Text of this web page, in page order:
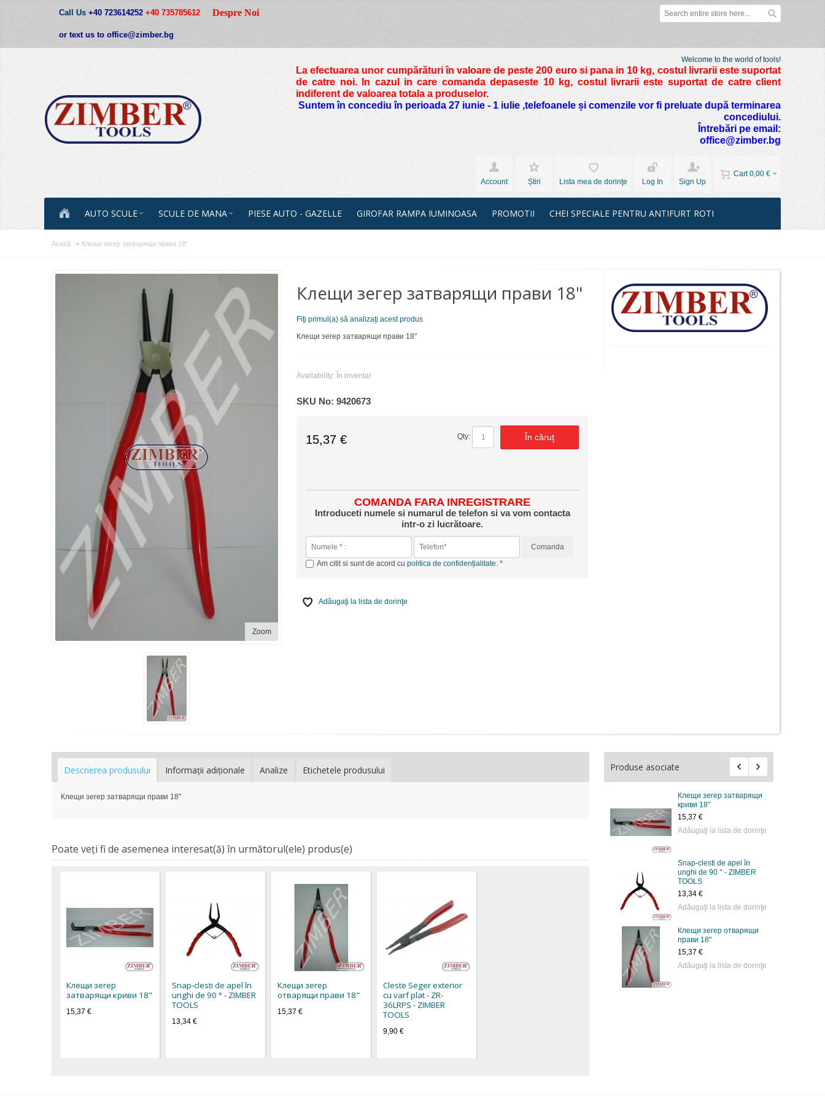
Call Us +40 723614252 +40 735785612
or text us to office@zimber.bg
Despre Noi
Welcome to the world of tools!
La efectuarea unor cumpărături în valoare de peste 200 euro si pana in 10 kg, costul livrarii este suportat
de catre noi. In cazul in care comanda depaseste 10 kg, costul livrarii este suportat de catre client
indiferent de valoarea totala a produselor.
Suntem în concediu în perioada 27 iunie - 1 iulie ,telefoanele și comenzile vor fi preluate după terminarea
concediului.
Întrebări pe email:
office@zimber.bg
Cart 0,00 €
Account
Știri Lista mea de dorinţe Log In Sign Up
AUTO SCULE SCULE DE MANA PIESE AUTO - GAZELLE GIROFAR RAMPA IUMINOASA PROMOTII CHEI SPECIALE PENTRU ANTIFURT ROTI
Acasă Клещи зегер затварящи прави 18"
Zoom
Клещи зегер затварящи прави 18"
Fiţi primul(a) să analizaţi acest produs
Клещи зегер затварящи прави 18"
Availability: În inventar
SKU No:9420673
15,37 € Qty: În căruţ
COMANDA FARA INREGISTRARE
Introduceti numele si numarul de telefon si va vom contacta
intr-o zi lucrătoare.
Comanda
Am citit si sunt de acord cupolitica de confidențialitate.
Adăugaţi la lista de dorinţe
Descrierea produsului Informaţii adiţionale Analize Etichetele produsului
Клещи зегер затварящи прави 18"
Produse asociate
Клещи зегер затварящи
криви 18"
15,37 €
Adăugaţi la lista de dorinţe
Snap-clesti de apel în
unghi de 90 ° - ZIMBER
TOOLS
13,34 €
Adăugaţi la lista de dorinţe
Клещи зегер отварящи
прави 18"
15,37 €
Adăugaţi la lista de dorinţe
Poate veţi fi de asemenea interesat(ă) în următorul(ele) produs(e)
Клещи зегер
затварящи криви 18"
15,37 €
Snap-clesti de apel în
unghi de 90 ° - ZIMBER
TOOLS
13,34 €
Клещи зегер
отварящи прави 18"
15,37 €
Cleste Seger exterior
cu varf plat - ZR-
36LRPS - ZIMBER
TOOLS
9,90 €